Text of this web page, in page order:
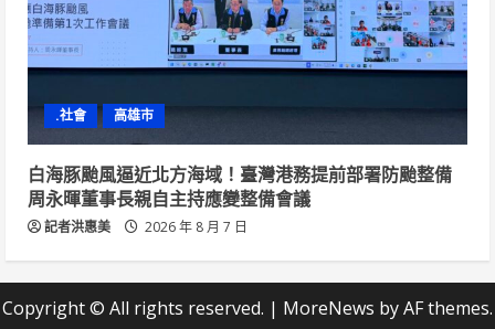
.社會 高雄市
白海豚颱風逼近北方海域！臺灣港務提前部署防颱整備
周永暉董事長親自主持應變整備會議
記者洪惠美 2026 年 8 月 7 日
Copyright © All rights reserved. | MoreNews by AF themes.